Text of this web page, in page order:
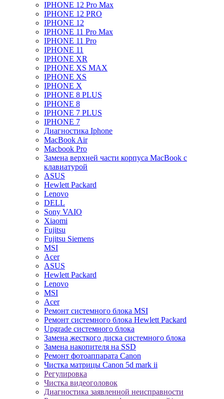
IPHONE 12 Pro Max
IPHONE 12 PRO
IPHONE 12
IPHONE 11 Pro Max
IPHONE 11 Pro
IPHONE 11
IPHONE XR
IPHONE XS MAX
IPHONE XS
IPHONE X
IPHONE 8 PLUS
IPHONE 8
IPHONE 7 PLUS
IPHONE 7
Диагностика Iphone
MacBook Air
Macbook Pro
Замена верхней части корпуса MacBook с
клавиатурой
ASUS
Hewlett Packard
Lenovo
DELL
Sony VAIO
Xiaomi
Fujitsu
Fujitsu Siemens
MSI
Acer
ASUS
Hewlett Packard
Lenovo
MSI
Acer
Ремонт системного блока MSI
Ремонт системного блока Hewlett Packard
Upgrade системного блока
Замена жесткого диска системного блока
Замена накопителя на SSD
Ремонт фотоаппарата Canon
Чистка матрицы Canon 5d mark ii
Регулировка
Чистка видеоголовок
Диагностика заявленной неисправности